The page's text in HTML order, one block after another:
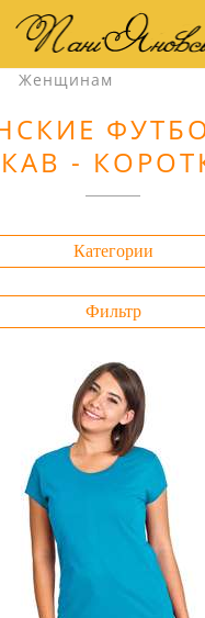
Женщинам
-
Категории
Фильтр